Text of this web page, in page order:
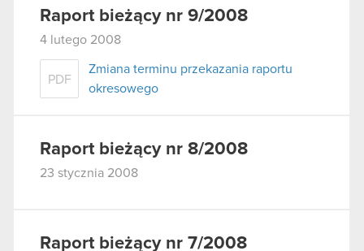
Raport bieżący nr 9/2008
4 lutego 2008
PDF
Zmiana terminu przekazania raportu
okresowego
Raport bieżący nr 8/2008
23 stycznia 2008
Raport bieżący nr 7/2008